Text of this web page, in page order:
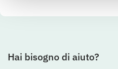
Hai bisogno di aiuto?